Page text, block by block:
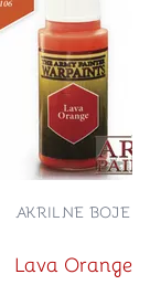
Lava Orange
AKRILNE BOJE